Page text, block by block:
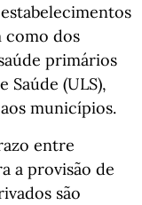
como dos
primários
Saúde (ULS),
municípios.
entre
a provisão de
são